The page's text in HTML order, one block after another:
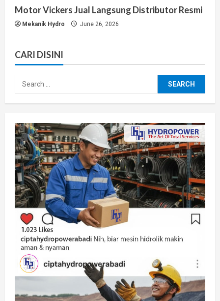
Motor Vickers Jual Langsung Distributor Resmi
Mekanik Hydro June 26, 2026
CARI DISINI
Search
for: